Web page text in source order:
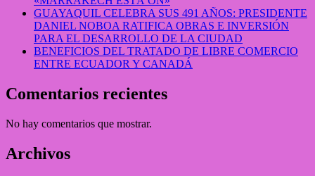
GUAYAQUIL CELEBRA SUS 491 AÑOS: PRESIDENTE
DANIEL NOBOA RATIFICA OBRAS E INVERSIÓN
PARA EL DESARROLLO DE LA CIUDAD
BENEFICIOS DEL TRATADO DE LIBRE COMERCIO
ENTRE ECUADOR Y CANADÁ
Comentarios recientes
No hay comentarios que mostrar.
Archivos